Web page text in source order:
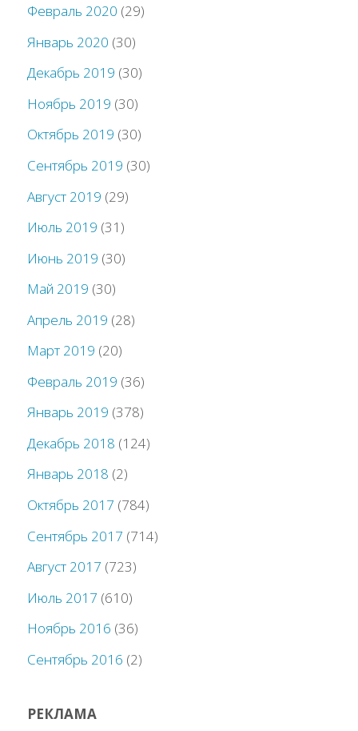
Февраль 2020 (29)
Январь 2020 (30)
Декабрь 2019 (30)
Ноябрь 2019 (30)
Октябрь 2019 (30)
Сентябрь 2019 (30)
Август 2019 (29)
Июль 2019 (31)
Июнь 2019 (30)
Май 2019 (30)
Апрель 2019 (28)
Март 2019 (20)
Февраль 2019 (36)
Январь 2019 (378)
Декабрь 2018 (124)
Январь 2018 (2)
Октябрь 2017 (784)
Сентябрь 2017 (714)
Август 2017 (723)
Июль 2017 (610)
Ноябрь 2016 (36)
Сентябрь 2016 (2)
РЕКЛАМА